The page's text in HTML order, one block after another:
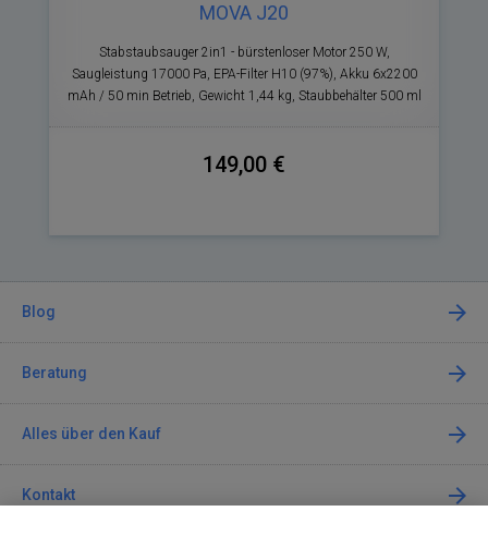
MOVA J20
Stabstaubsauger 2in1 - bürstenloser Motor 250 W,
Saugleistung 17000 Pa, EPA-Filter H10 (97%), Akku 6x2200
mAh / 50 min Betrieb, Gewicht 1,44 kg, Staubbehälter 500 ml
149,00 €
Blog
Beratung
Alles über den Kauf
Kontakt